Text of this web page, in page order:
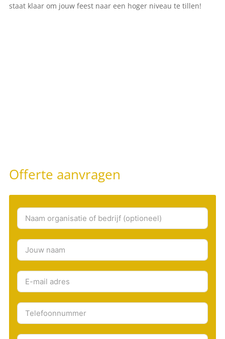
staat klaar om jouw feest naar een hoger niveau te tillen!
Offerte aanvragen